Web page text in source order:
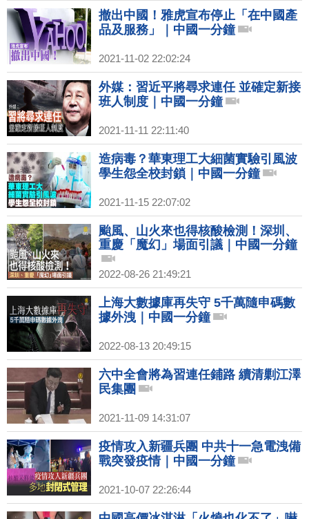
撤出中國！雅虎宣布停止「在中國產
品及服務」｜中國一分鐘
2021-11-02 22:02:24
外媒：習近平將尋求連任 並確定新接
班人制度｜中國一分鐘
2021-11-11 22:11:40
造病毒？華東理工大細菌實驗引風波
學生怨全校封鎖｜中國一分鐘
2021-11-15 22:07:02
颱風、山火來也得核酸檢測！深圳、
重慶「魔幻」場面引議｜中國一分鐘
2022-08-26 21:49:21
上海大數據庫再失守 5千萬隨申碼數
據外洩｜中國一分鐘
2022-08-13 20:49:15
六中全會將為習連任鋪路 續清剿江澤
民集團
2021-11-09 14:31:07
疫情攻入新疆兵團 中共十一急電洩備
戰突發疫情｜中國一分鐘
2021-10-07 22:26:44